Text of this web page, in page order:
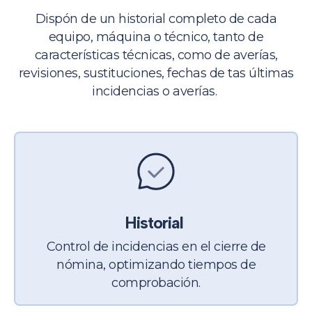
Dispón de un historial completo de cada
equipo, máquina o técnico, tanto de
características técnicas, como de averías,
revisiones, sustituciones, fechas de tas últimas
incidencias o averías.
Historial
Control de incidencias en el cierre de
nómina, optimizando tiempos de
comprobación.